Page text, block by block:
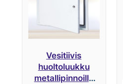
Vesitiivis
huoltoluukku
metallipinnoilla